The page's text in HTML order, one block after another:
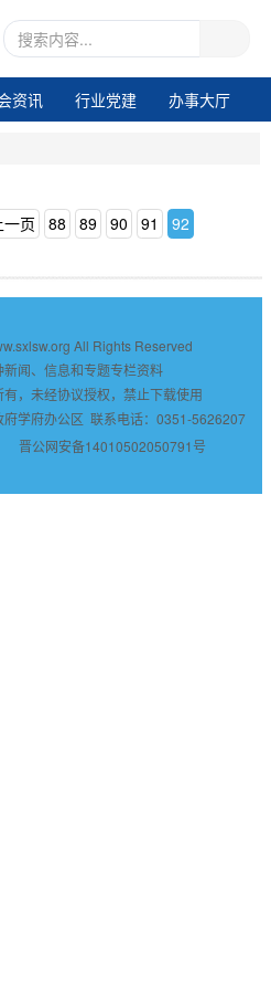
资讯 行业党建
办事大厅
一页 88 89 90 91 92
All Rights Reserved
闻、信息和专题专栏资料
，未经协议授权，禁止下载使用
学府办公区 联系电话：0351-5626207
晋公网安备14010502050791号